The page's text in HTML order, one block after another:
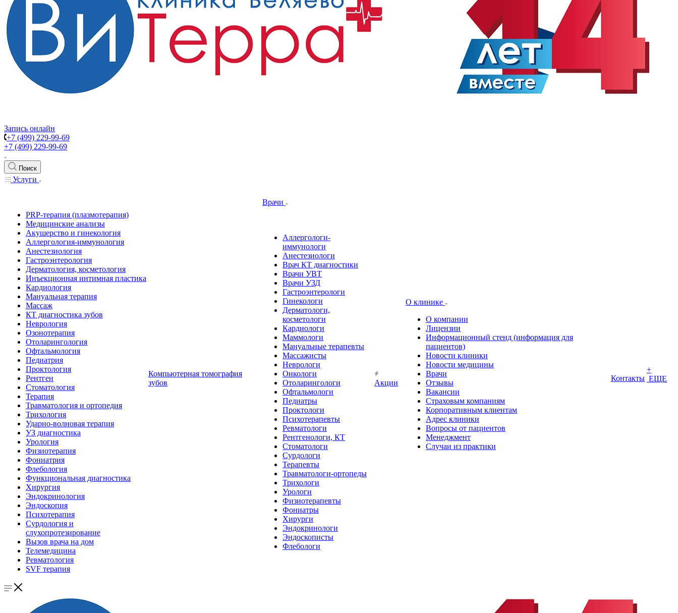
Запись онлайн
+7 (499) 229-99-69
+7 (499) 229-99-69
Поиск
Услуги
PRP-терапия (плазмотерапия)
Медицинские анализы
Акушерство и гинекология
Аллергология-иммунология
Анестезиология
Гастроэнтерология
Дерматология, косметология
Инъекционная интимная пластика
Кардиология
Мануальная терапия
Массаж
КТ диагностика зубов
Неврология
Озонотерапия
Отоларингология
Офтальмология
Педиатрия
Проктология
Рентген
Стоматология
Терапия
Травматология и ортопедия
Трихология
Ударно-волновая терапия
УЗ диагностика
Урология
Физиотерапия
Фониатрия
Флебология
Функциональная диагностика
Хирургия
Эндокринология
Эндоскопия
Психотерапия
Сурдология и
слухопротезирование
Вызов врача на дом
Телемедицина
Ревматология
SVF терапия
Компьютерная томография
зубов
Врачи
Аллергологи-
иммунологи
Анестезиологи
Врач КТ диагностики
Врачи УВТ
Врачи УЗД
Гастроэнтерологи
Гинекологи
Дерматологи,
косметологи
Кардиологи
Маммологи
Мануальные терапевты
Массажисты
Неврологи
Онкологи
Отоларингологи
Офтальмологи
Педиатры
Проктологи
Психотерапевты
Ревматологи
Рентгенологи, КТ
Стоматологи
Сурдологи
Терапевты
Травматологи-ортопеды
Трихологи
Урологи
Физиотерапевты
Фониатры
Хирурги
Эндокринологи
Эндоскописты
Флебологи
Акции
О клинике
О компании
Лицензии
Информационный стенд (информация для
пациентов)
Новости клиники
Новости медицины
Врачи
Отзывы
Вакансии
Страховым компаниям
Корпоративным клиентам
Адрес клиники
Вопросы от пациентов
Менеджмент
Случаи из практики
Контакты
+
ЕЩЕ